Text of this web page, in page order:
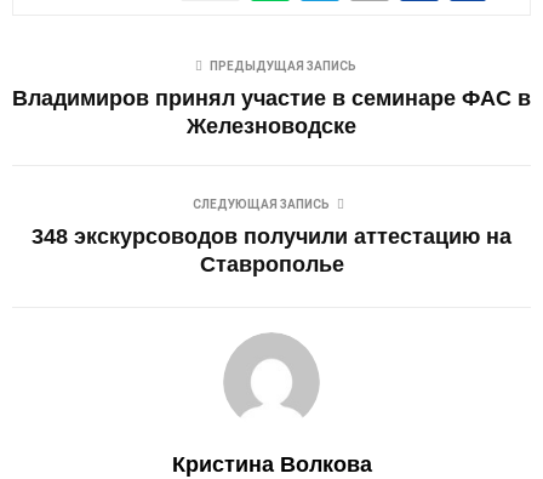
ПРЕДЫДУЩАЯ ЗАПИСЬ
Владимиров принял участие в семинаре ФАС в
Железноводске
СЛЕДУЮЩАЯ ЗАПИСЬ
348 экскурсоводов получили аттестацию на
Ставрополье
Кристина Волкова